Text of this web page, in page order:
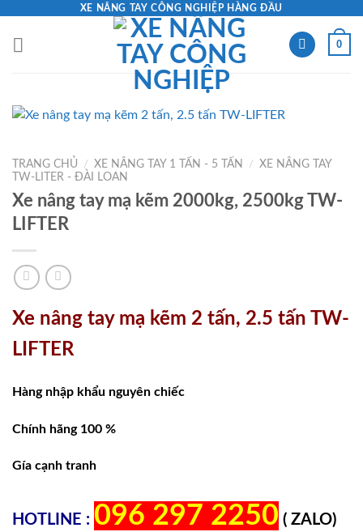
content
XE NÂNG TAY CÔNG NGHIỆP HÀNG ĐẦU
0
TRANG CHỦ / XE NÂNG TAY 1 TẤN - 5 TẤN / XE NÂNG TAY
TW-LITER - ĐÀI LOAN
Xe nâng tay mạ kẽm 2000kg, 2500kg TW-
LIFTER
Xe nâng tay mạ kẽm 2 tấn, 2.5 tấn TW-
LIFTER
Hàng nhập khẩu nguyên chiếc
Chính hãng 100 %
Gía cạnh tranh
HOTLINE : 096 297 2250 ( ZALO)